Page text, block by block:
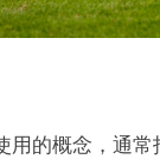
用的概念，通